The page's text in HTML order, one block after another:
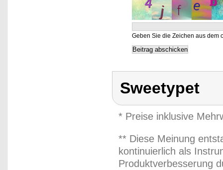
Geben Sie die Zeichen aus dem
Sweetypet
* Preise inklusive
** Diese Meinung
kontinuierlich als
Produktverbesserung